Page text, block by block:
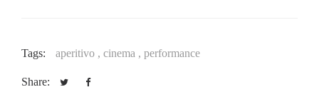
Tags: aperitivo , cinema , performance
Share: